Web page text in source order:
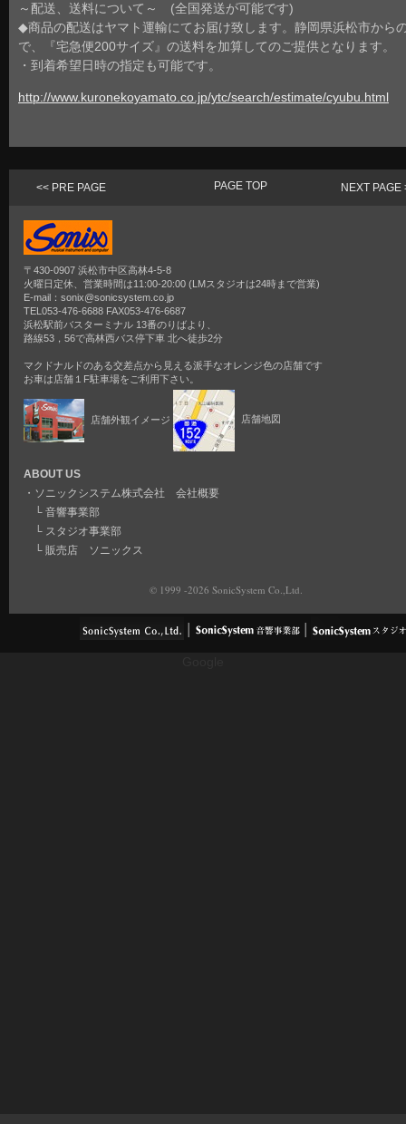
～配送、送料について～ (全国発送が可能です)
◆商品の配送はヤマト運輸にてお届け致します。静岡県浜松市から
で、『宅急便200サイズ』の送料を加算してのご提供となります。
・到着希望日時の指定も可能です。
http://www.kuronekoyamato.co.jp/ytc/search/estimate/cyubu.html
<< PRE PAGE NEXT PAGE
PAGE TOP
〒430-0907 浜松市中区高林4-5-8
火曜日定休、営業時間は11:00-20:00 (LMスタジオは24時まで営業)
E-mail：sonix@sonicsystem.co.jp
TEL053-476-6688 FAX053-476-6687
浜松駅前バスターミナル 13番のりばより、
路線53，56で高林西バス停下車 北へ徒歩2分
マクドナルドのある交差点から見える派手なオレンジ色の店舗です
お車は店舗１F駐車場をご利用下さい。
店舗外観イメージ 店舗地図
ABOUT US
・ ソニックシステム株式会社 会社概要
└ 音響事業部
└ スタジオ事業部
└ 販売店 ソニックス
© 1999 -2026 SonicSystem Co.,Ltd.